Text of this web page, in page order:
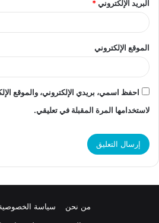
البريد الإلكتروني*
الموقع الإلكتروني
احفظ اسمي، بريدي الإلكتروني، والموقع
لاستخدامها المرة المقبلة في تعليقي.
من نحن سياسة